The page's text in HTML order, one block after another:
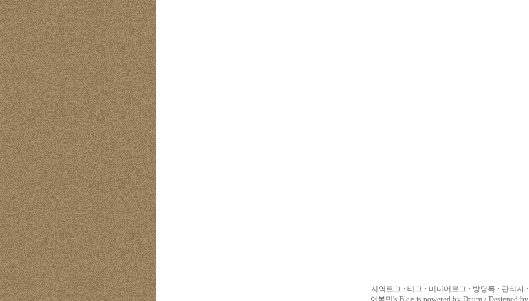
지역로그 : 태그 : 미디어로그 : 방명록 : 관리자:
어복민's Blog is powered by Daum / Designed by